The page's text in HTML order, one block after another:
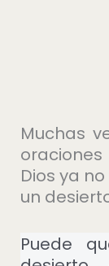
Muchas
Dios ya
un
Puede